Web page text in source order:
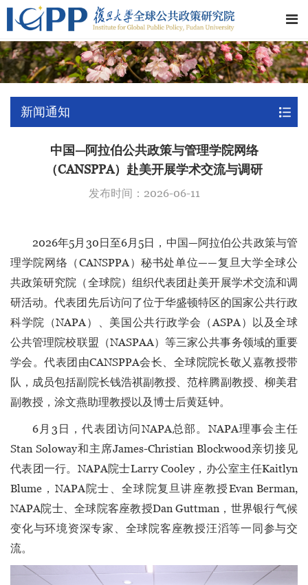
新闻通知
中国—阿拉伯公共政策与管理学院网络
（CANSPPA）赴美开展学术交流与调研
发布时间：2026-06-11
2026年5月30日至6月5日，中国—阿拉伯公共政策与管
理学院网络（CANSPPA）秘书处单位——复旦大学全球公
共政策研究院（全球院）组织代表团赴美开展学术交流和调
研活动。代表团先后访问了位于华盛顿特区的国家公共行政
科学院（NAPA）、美国公共行政学会（ASPA）以及全球
公共管理院校联盟（NASPAA）等三家公共事务领域的重要
学会。代表团由CANSPPA会长、全球院院长敬乂嘉教授带
队，成员包括副院长钱浩祺副教授、范梓腾副教授、柳美君
副教授，涂文燕助理教授以及博士后黄廷钟。
6月3日，代表团访问NAPA总部。NAPA理事会主任
Stan Soloway和主席James-Christian Blockwood亲切接见
代表团一行。NAPA院士Larry Cooley，办公室主任Kaitlyn
Blume，NAPA院士、全球院复旦讲座教授Evan Berman,
NAPA院士、全球院客座教授Dan Guttman，世界银行气候
变化与环境资深专家、全球院客座教授汪滔等一同参与交
流。